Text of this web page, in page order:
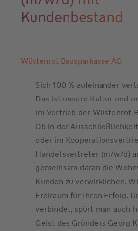
Kundenbestand
Wüstenrot Bausparkasse AG
Sich 100 % aufeinander
Das ist unsere Kultur und
im Vertrieb der Wüstenrot
Ob in der
oder im
Handelsvertreter (m/w/d)
gemeinsam daran die
Kunden zu verwirklichen.
Freiraum für Ihren Erfolg.
verbindet, spürt man auch
Geist des Gründers Georg